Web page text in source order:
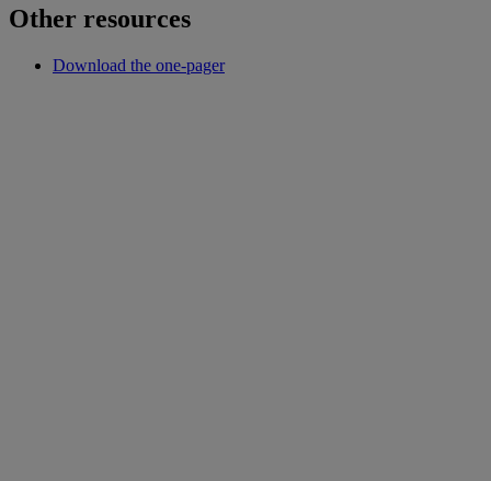
Other resources
Download the one-pager